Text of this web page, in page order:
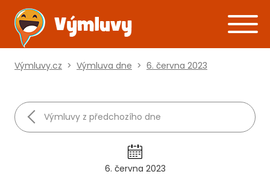
Výmluvy.cz > Výmluva dne > 6. června 2023
Výmluvy z předchozího dne
6. června 2023